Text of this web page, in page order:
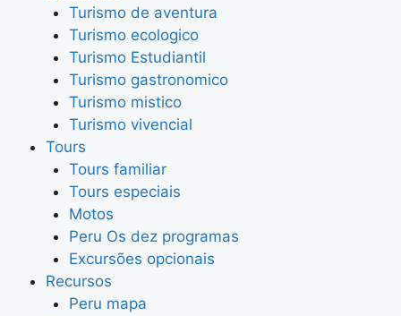
Turismo de aventura
Turismo ecologico
Turismo Estudiantil
Turismo gastronomico
Turismo mistico
Turismo vivencial
Tours
Tours familiar
Tours especiais
Motos
Peru Os dez programas
Excursões opcionais
Recursos
Peru mapa